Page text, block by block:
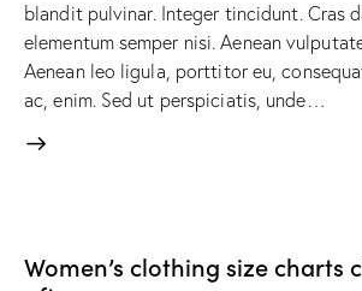
blandit pulvinar. Integer tincidunt. Cras
elementum semper nisi. Aenean
Aenean leo ligula, porttitor eu,
ac, enim. Sed ut perspiciatis, unde…
Women’s clothing size charts